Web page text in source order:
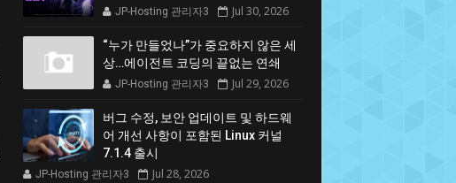
JP-Hosting 관리자3 Jul 30, 2026
“누가 만들었나”가 중요하지 않은 세
상…에이전트 코딩의 끝없는 연쇄
JP-Hosting 관리자3 Jul 29, 2026
버그 수정, 보안 업데이트 및 하드웨
어 개선 사항이 포함된 Linux 커널
7.1.4 출시
JP-Hosting 관리자3 Jul 28, 2026